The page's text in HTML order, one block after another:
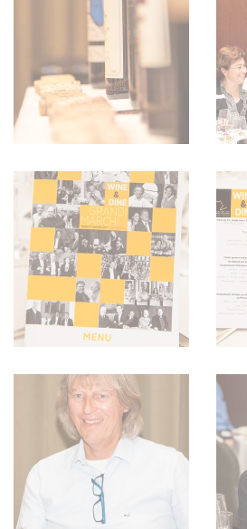
CGV & PROTECTION DES